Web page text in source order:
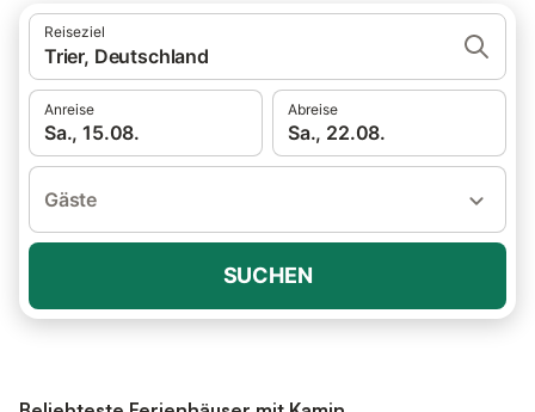
Reiseziel
Trier, Deutschland
Anreise
Sa., 15.08.
Abreise
Sa., 22.08.
Gäste
SUCHEN